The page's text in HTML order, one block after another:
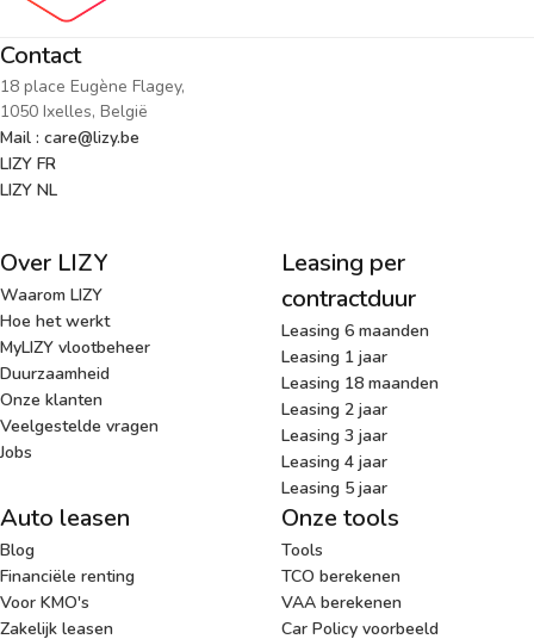
Contact
18 place Eugène Flagey,
1050 Ixelles, België
Mail : care@lizy.be
LIZY FR
LIZY NL
Over LIZY
Waarom LIZY
Hoe het werkt
MyLIZY vlootbeheer
Duurzaamheid
Onze klanten
Veelgestelde vragen
Jobs
Leasing per
contractduur
Leasing 6 maanden
Leasing 1 jaar
Leasing 18 maanden
Leasing 2 jaar
Leasing 3 jaar
Leasing 4 jaar
Leasing 5 jaar
Auto leasen
Blog
Financiële renting
Voor KMO's
Zakelijk leasen
Onze tools
Tools
TCO berekenen
VAA berekenen
Car Policy voorbeeld